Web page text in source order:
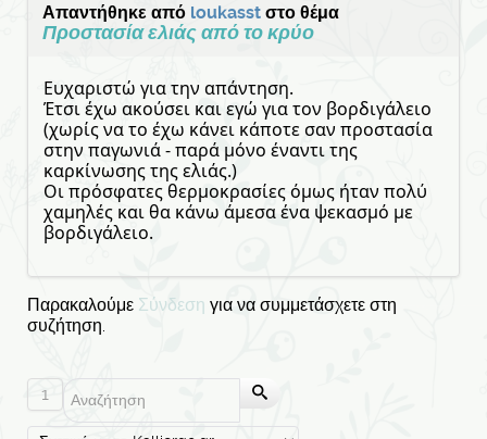
Απαντήθηκε από loukasst στο θέμα
Προστασία ελιάς από το κρύο
Ευχαριστώ για την απάντηση.
Έτσι έχω ακούσει και εγώ για τον βορδιγάλειο
(χωρίς να το έχω κάνει κάποτε σαν προστασία
στην παγωνιά - παρά μόνο έναντι της
καρκίνωσης της ελιάς.)
Οι πρόσφατες θερμοκρασίες όμως ήταν πολύ
χαμηλές και θα κάνω άμεσα ένα ψεκασμό με
βορδιγάλειο.
Παρακαλούμε Σύνδεση για να συμμετάσχετε στη
συζήτηση.
1